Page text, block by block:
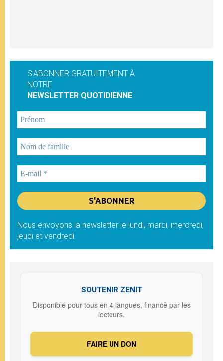
S'ABONNER GRATUITEMENT À
NOTRE
NEWSLETTER QUOTIDIENNE
Nous envoyons la newsletter le lundi, mardi, mercredi,
jeudi et vendredi
SOUTENIR ZENIT
Disponible pour tous en 4 langues, financé par les
lecteurs.
FAIRE UN DON